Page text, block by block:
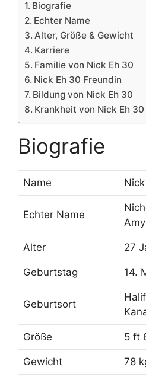
Biografie
Echter Name
Alter, Größe & Gewicht
Karriere
Familie von Nick Eh 30
Nick Eh 30 Freundin
Bildung von Nick Eh 30
Krankheit von Nick Eh 30
Biografie
Name
Echter Name
Alter 27
Geburtstag 14.
Geburtsort
Größe 5 ft
Gewicht 78